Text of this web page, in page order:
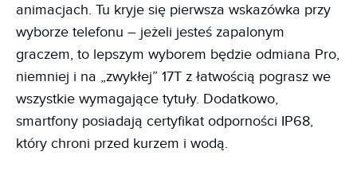
animacjach. Tu kryje się pierwsza wskazówka przy
wyborze telefonu – jeżeli jesteś zapalonym
graczem, to lepszym wyborem będzie odmiana Pro,
niemniej i na „zwykłej” 17T z łatwością pograsz we
wszystkie wymagające tytuły. Dodatkowo,
smartfony posiadają certyfikat odporności IP68,
który chroni przed kurzem i wodą.